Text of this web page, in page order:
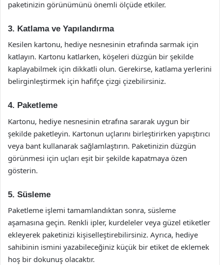
paketinizin görünümünü önemli ölçüde etkiler.
3. Katlama ve Yapılandırma
Kesilen kartonu, hediye nesnesinin etrafında sarmak için
katlayın. Kartonu katlarken, köşeleri düzgün bir şekilde
kaplayabilmek için dikkatli olun. Gerekirse, katlama yerlerini
belirginleştirmek için hafifçe çizgi çizebilirsiniz.
4. Paketleme
Kartonu, hediye nesnesinin etrafına sararak uygun bir
şekilde paketleyin. Kartonun uçlarını birleştirirken yapıştırıcı
veya bant kullanarak sağlamlaştırın. Paketinizin düzgün
görünmesi için uçları eşit bir şekilde kapatmaya özen
gösterin.
5. Süsleme
Paketleme işlemi tamamlandıktan sonra, süsleme
aşamasına geçin. Renkli ipler, kurdeleler veya güzel etiketler
ekleyerek paketinizi kişiselleştirebilirsiniz. Ayrıca, hediye
sahibinin ismini yazabileceğiniz küçük bir etiket de eklemek
hoş bir dokunuş olacaktır.